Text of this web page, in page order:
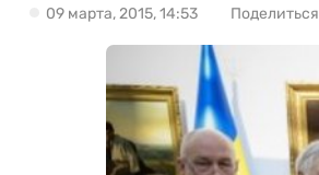
09 марта, 2015, 14:53 Поделиться